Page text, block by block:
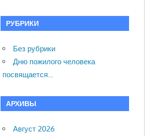
РУБРИКИ
Без рубрики
Дню пожилого человека
посвящается…
АРХИВЫ
Август 2026